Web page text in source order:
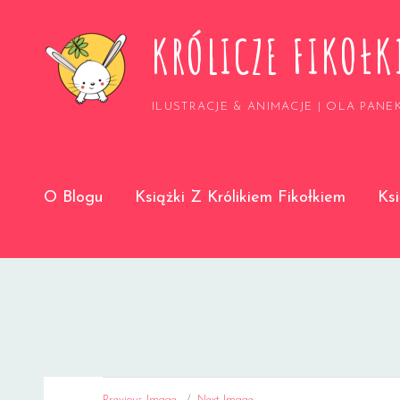
KRÓLICZE
ILUSTRACJE & ANIMACJE | OLA
O Blogu Książki Z Królikiem Fikołkiem